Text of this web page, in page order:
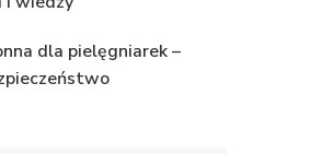
dla pielęgniarek –